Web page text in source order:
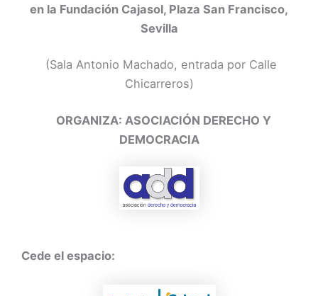
en la Fundación Cajasol, Plaza San Francisco,
Sevilla
(Sala Antonio Machado, entrada por Calle
Chicarreros)
ORGANIZA: ASOCIACIÓN DERECHO Y
DEMOCRACIA
Cede el espacio: